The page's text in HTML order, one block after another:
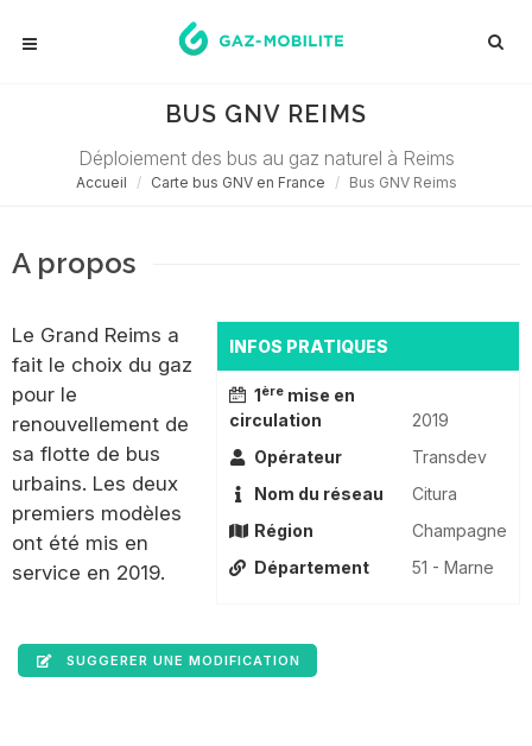
BUS GNV REIMS
Déploiement des bus au gaz naturel à Reims
Accueil Carte bus GNV en France Bus GNV Reims
A propos
INFOS PRATIQUES
1ère mise en
circulation
2019
Opérateur
Transdev
Nom du réseau
Citura
Région
Champagne
Département
51 - Marne
Le Grand Reims a
fait le choix du gaz
pour le
renouvellement de
sa flotte de bus
urbains. Les deux
premiers modèles
ont été mis en
service en 2019.
SUGGERER UNE MODIFICATION